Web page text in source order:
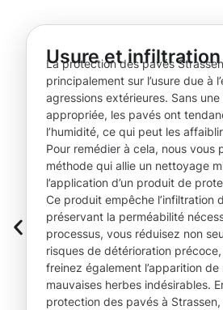
Usure et infiltration
La protection des pavés
principalement sur l’usure due à
agressions extérieures. Sans
appropriée, les pavés ont
l’humidité, ce qui peut les
Pour remédier à cela, nous vous
méthode qui allie un nettoyage
l’application d’un produit de
Ce produit empêche l’infiltration
préservant la perméabilité
processus, vous réduisez non
risques de détérioration
freinez également l’apparition de
mauvaises herbes indésirables.
protection des pavés à